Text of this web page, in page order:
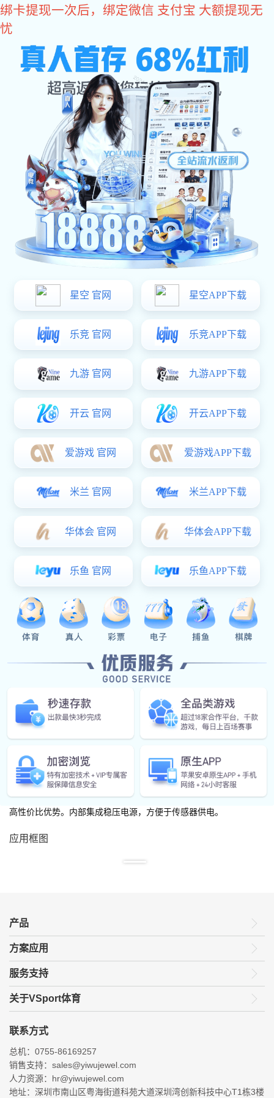
VSport体育
联系电话
公司邮箱
样品申请
方案应用
工业应用
计算机及周边
手机及配件
消费电子
汽车应用
智能手表/手环
智能体重秤
营养秤
医疗
电机控制及驱动
场景图 方案概述 应用框图
方案概述
营养秤主要由ADC芯片、压力传感器和主控芯片等元器件组成。主
要实现电子秤的称重、过载提示、自动归零、去皮称重、压低报警
CSU1182/CSU18P88/CSU18M88内置ADC与MCU，因此MCU与A
DC之间的通讯都在芯片内部完成，避免外界环境对ADC的影响，可
靠性比基于单个ADC芯片的应用系统更高，且高集成度带来明显的
高性价比优势。内部集成稳压电源，方便于传感器供电。
应用框图
联系方式
总机：0755-86169257
销售支持：sales@yiwujewel.com
人力资源：hr@yiwujewel.com
地址：深圳市南山区粤海街道科苑大道深圳湾创新科技中心T1栋3楼
产品
方案应用
服务支持
关于VSport体育